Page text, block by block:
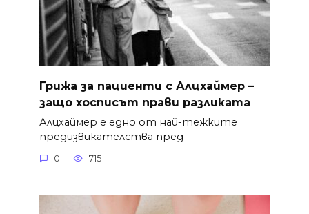
Грижа за пациенти с Алцхаймер –
защо хосписът прави разликата
Алцхаймер е едно от най-тежките
предизвикателства пред
0 715